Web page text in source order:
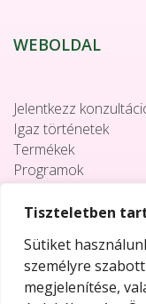
Tiszteletben
Sütiket
személyre
megjelenítése,
WEBOLDAL
Jelentkezz
Igaz történetek
Termékek
Programok
Elérhetőségek